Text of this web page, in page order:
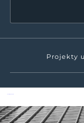
Projekty